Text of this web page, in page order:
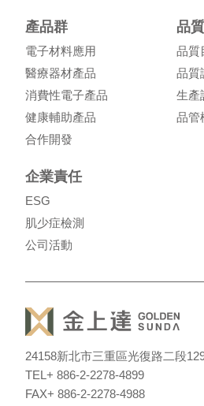
產品群
電子材料應用
醫療器材產品
消費性電子產品
健康輔助產品
合作開發
品
品質
品質
生產
品管
企業責任
ESG
肌少症檢測
公司活動
24158新北市三重區光復路二段
TEL + 886-2-2278-4899
FAX+ 886-2-2278-4988